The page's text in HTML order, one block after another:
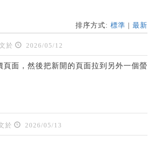
排序方式: 標準 最新
於 2026/05/12
頁面，然後把新開的頁面拉到另外一個螢
於 2026/05/13